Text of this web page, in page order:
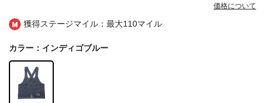
獲得ステージマイル：最大110マイル
価格について
カラー：インディゴブルー